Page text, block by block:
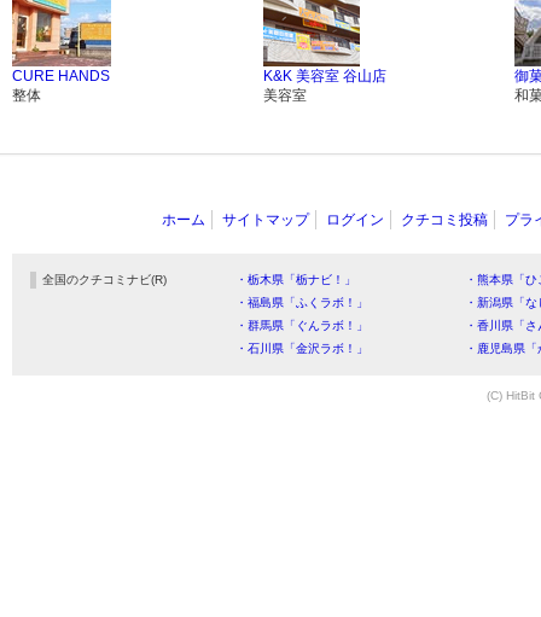
CURE HANDS
整体
K&K 美容室 谷山店
美容室
御
和
ホーム サイトマップ ログイン クチコミ投稿 プラ
全国のクチコミナビ(R) ・栃木県「栃ナビ！」
・熊本県「
・福島県「ふくラボ！」
・新潟県「
・群馬県「ぐんラボ！」
・香川県「
・石川県「金沢ラボ！」
・鹿児島県
(C) HitBit